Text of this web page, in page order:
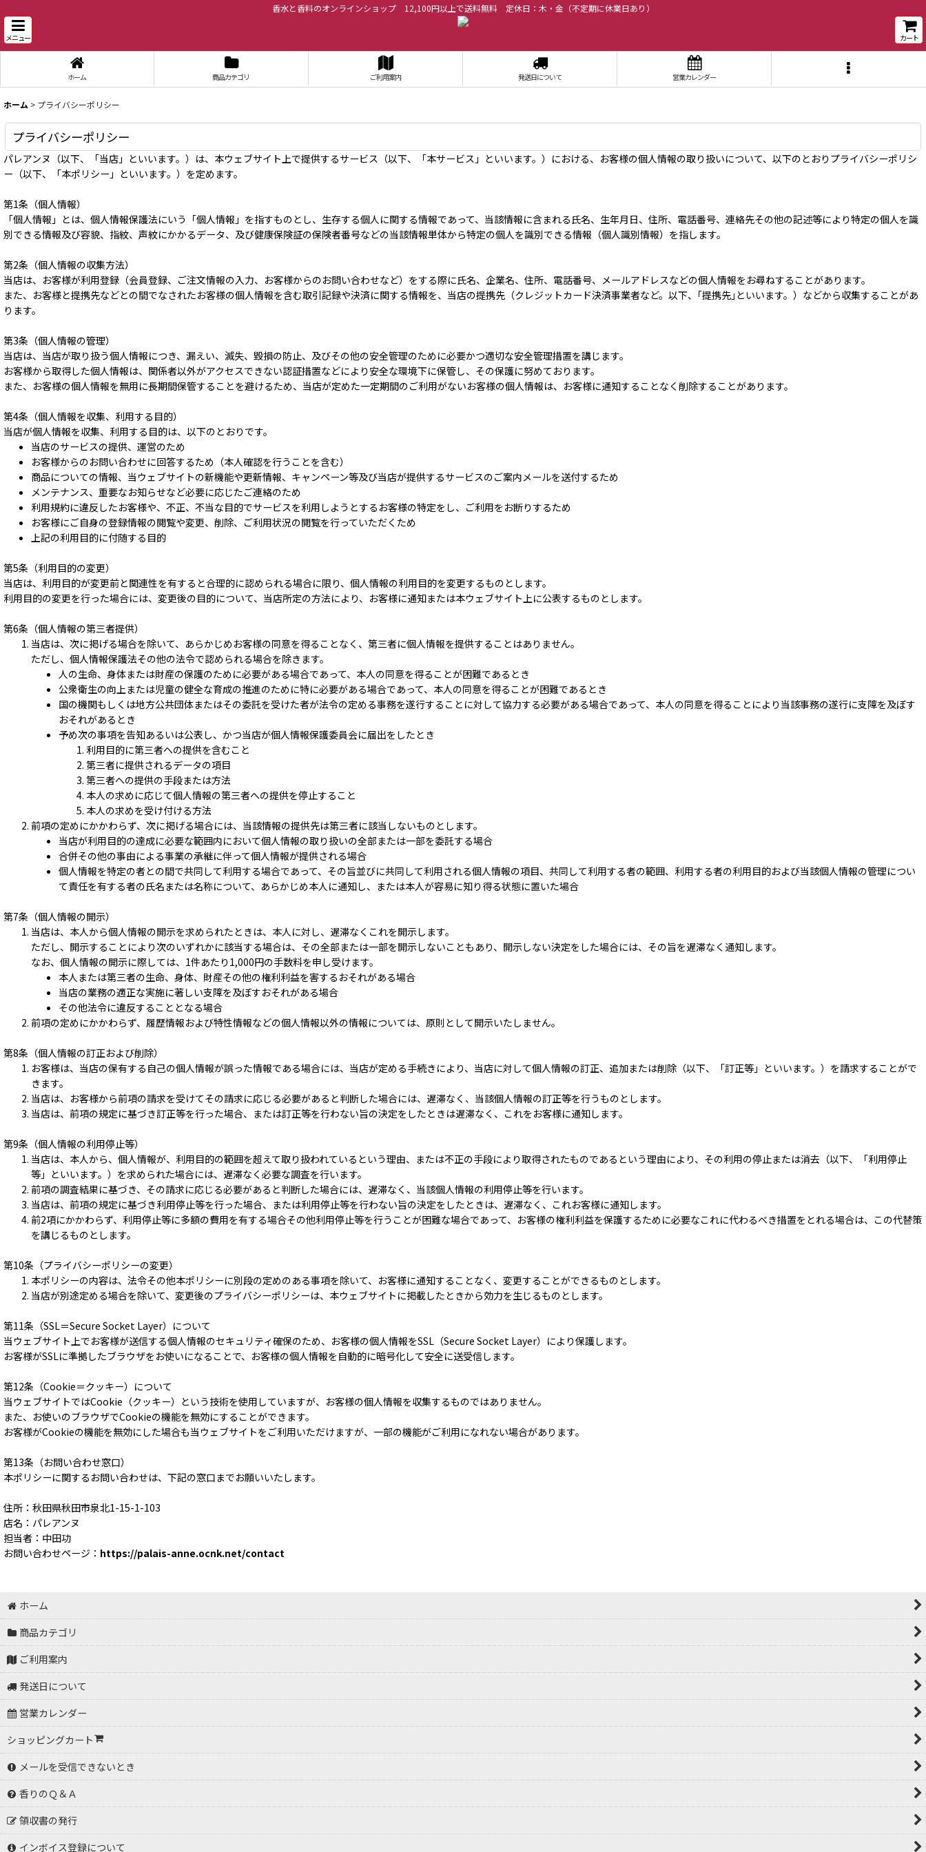
香水と香料のオンラインショップ 12,100円以上で送料無料 定休日：木・金（不定期に休業日あり）
メニュー カート
ホーム 商品カテゴリ ご利用案内 発送日について 営業カレンダー
ホーム > プライバシーポリシー
プライバシーポリシー
パレアンヌ（以下、「当店」といいます。）は、本ウェブサイト上で提供するサービス（以下、「本サービス」といいます。）における、お客様の個人情報の取り扱いについて、以下のとおりプライバシーポリシ
ー（以下、「本ポリシー」といいます。）を定めます。
第1条（個人情報）
「個人情報」とは、個人情報保護法にいう「個人情報」を指すものとし、生存する個人に関する情報であって、当該情報に含まれる氏名、生年月日、住所、電話番号、連絡先その他の記述等により特定の個人を識
別できる情報及び容貌、指紋、声紋にかかるデータ、及び健康保険証の保険者番号などの当該情報単体から特定の個人を識別できる情報（個人識別情報）を指します。
第2条（個人情報の収集方法）
当店は、お客様が利用登録（会員登録、ご注文情報の入力、お客様からのお問い合わせなど）をする際に氏名、企業名、住所、電話番号、メールアドレスなどの個人情報をお尋ねすることがあります。
また、お客様と提携先などとの間でなされたお客様の個人情報を含む取引記録や決済に関する情報を、当店の提携先（クレジットカード決済事業者など。以下、｢提携先｣といいます。）などから収集することがあ
ります。
第3条（個人情報の管理）
当店は、当店が取り扱う個人情報につき、漏えい、滅失、毀損の防止、及びその他の安全管理のために必要かつ適切な安全管理措置を講じます。
お客様から取得した個人情報は、関係者以外がアクセスできない認証措置などにより安全な環境下に保管し、その保護に努めております。
また、お客様の個人情報を無用に長期間保管することを避けるため、当店が定めた一定期間のご利用がないお客様の個人情報は、お客様に通知することなく削除することがあります。
第4条（個人情報を収集、利用する目的）
当店が個人情報を収集、利用する目的は、以下のとおりです。
当店のサービスの提供、運営のため
お客様からのお問い合わせに回答するため（本人確認を行うことを含む）
商品についての情報、当ウェブサイトの新機能や更新情報、キャンペーン等及び当店が提供するサービスのご案内メールを送付するため
メンテナンス、重要なお知らせなど必要に応じたご連絡のため
利用規約に違反したお客様や、不正、不当な目的でサービスを利用しようとするお客様の特定をし、ご利用をお断りするため
お客様にご自身の登録情報の閲覧や変更、削除、ご利用状況の閲覧を行っていただくため
上記の利用目的に付随する目的
第5条（利用目的の変更）
当店は、利用目的が変更前と関連性を有すると合理的に認められる場合に限り、個人情報の利用目的を変更するものとします。
利用目的の変更を行った場合には、変更後の目的について、当店所定の方法により、お客様に通知または本ウェブサイト上に公表するものとします。
第6条（個人情報の第三者提供）
当店は、次に掲げる場合を除いて、あらかじめお客様の同意を得ることなく、第三者に個人情報を提供することはありません。
ただし、個人情報保護法その他の法令で認められる場合を除きます。
人の生命、身体または財産の保護のために必要がある場合であって、本人の同意を得ることが困難であるとき
公衆衛生の向上または児童の健全な育成の推進のために特に必要がある場合であって、本人の同意を得ることが困難であるとき
国の機関もしくは地方公共団体またはその委託を受けた者が法令の定める事務を遂行することに対して協力する必要がある場合であって、本人の同意を得ることにより当該事務の遂行に支障を及ぼす
おそれがあるとき
予め次の事項を告知あるいは公表し、かつ当店が個人情報保護委員会に届出をしたとき
利用目的に第三者への提供を含むこと
第三者に提供されるデータの項目
第三者への提供の手段または方法
本人の求めに応じて個人情報の第三者への提供を停止すること
本人の求めを受け付ける方法
前項の定めにかかわらず、次に掲げる場合には、当該情報の提供先は第三者に該当しないものとします。
当店が利用目的の達成に必要な範囲内において個人情報の取り扱いの全部または一部を委託する場合
合併その他の事由による事業の承継に伴って個人情報が提供される場合
個人情報を特定の者との間で共同して利用する場合であって、その旨並びに共同して利用される個人情報の項目、共同して利用する者の範囲、利用する者の利用目的および当該個人情報の管理につい
て責任を有する者の氏名または名称について、あらかじめ本人に通知し、または本人が容易に知り得る状態に置いた場合
第7条（個人情報の開示）
当店は、本人から個人情報の開示を求められたときは、本人に対し、遅滞なくこれを開示します。
ただし、開示することにより次のいずれかに該当する場合は、その全部または一部を開示しないこともあり、開示しない決定をした場合には、その旨を遅滞なく通知します。
なお、個人情報の開示に際しては、1件あたり1,000円の手数料を申し受けます。
本人または第三者の生命、身体、財産その他の権利利益を害するおそれがある場合
当店の業務の適正な実施に著しい支障を及ぼすおそれがある場合
その他法令に違反することとなる場合
前項の定めにかかわらず、履歴情報および特性情報などの個人情報以外の情報については、原則として開示いたしません。
第8条（個人情報の訂正および削除）
お客様は、当店の保有する自己の個人情報が誤った情報である場合には、当店が定める手続きにより、当店に対して個人情報の訂正、追加または削除（以下、「訂正等」といいます。）を請求することがで
きます。
当店は、お客様から前項の請求を受けてその請求に応じる必要があると判断した場合には、遅滞なく、当該個人情報の訂正等を行うものとします。
当店は、前項の規定に基づき訂正等を行った場合、または訂正等を行わない旨の決定をしたときは遅滞なく、これをお客様に通知します。
第9条（個人情報の利用停止等）
当店は、本人から、個人情報が、利用目的の範囲を超えて取り扱われているという理由、または不正の手段により取得されたものであるという理由により、その利用の停止または消去（以下、「利用停止
等」といいます。）を求められた場合には、遅滞なく必要な調査を行います。
前項の調査結果に基づき、その請求に応じる必要があると判断した場合には、遅滞なく、当該個人情報の利用停止等を行います。
当店は、前項の規定に基づき利用停止等を行った場合、または利用停止等を行わない旨の決定をしたときは、遅滞なく、これお客様に通知します。
前2項にかかわらず、利用停止等に多額の費用を有する場合その他利用停止等を行うことが困難な場合であって、お客様の権利利益を保護するために必要なこれに代わるべき措置をとれる場合は、この代替策
を講じるものとします。
第10条（プライバシーポリシーの変更）
本ポリシーの内容は、法令その他本ポリシーに別段の定めのある事項を除いて、お客様に通知することなく、変更することができるものとします。
当店が別途定める場合を除いて、変更後のプライバシーポリシーは、本ウェブサイトに掲載したときから効力を生じるものとします。
第11条（SSL＝Secure Socket Layer）について
当ウェブサイト上でお客様が送信する個人情報のセキュリティ確保のため、お客様の個人情報をSSL（Secure Socket Layer）により保護します。
お客様がSSLに準拠したブラウザをお使いになることで、お客様の個人情報を自動的に暗号化して安全に送受信します。
第12条（Cookie＝クッキー）について
当ウェブサイトではCookie（クッキー）という技術を使用していますが、お客様の個人情報を収集するものではありません。
また、お使いのブラウザでCookieの機能を無効にすることができます。
お客様がCookieの機能を無効にした場合も当ウェブサイトをご利用いただけますが、一部の機能がご利用になれない場合があります。
第13条（お問い合わせ窓口）
本ポリシーに関するお問い合わせは、下記の窓口までお願いいたします。
住所：秋田県秋田市泉北1-15-1-103
店名：パレアンヌ
担当者：中田功
お問い合わせページ： https://palais-anne.ocnk.net/contact
ホーム
商品カテゴリ
ご利用案内
発送日について
営業カレンダー
ショッピングカート
メールを受信できないとき
香りのＱ＆Ａ
領収書の発行
インボイス登録について